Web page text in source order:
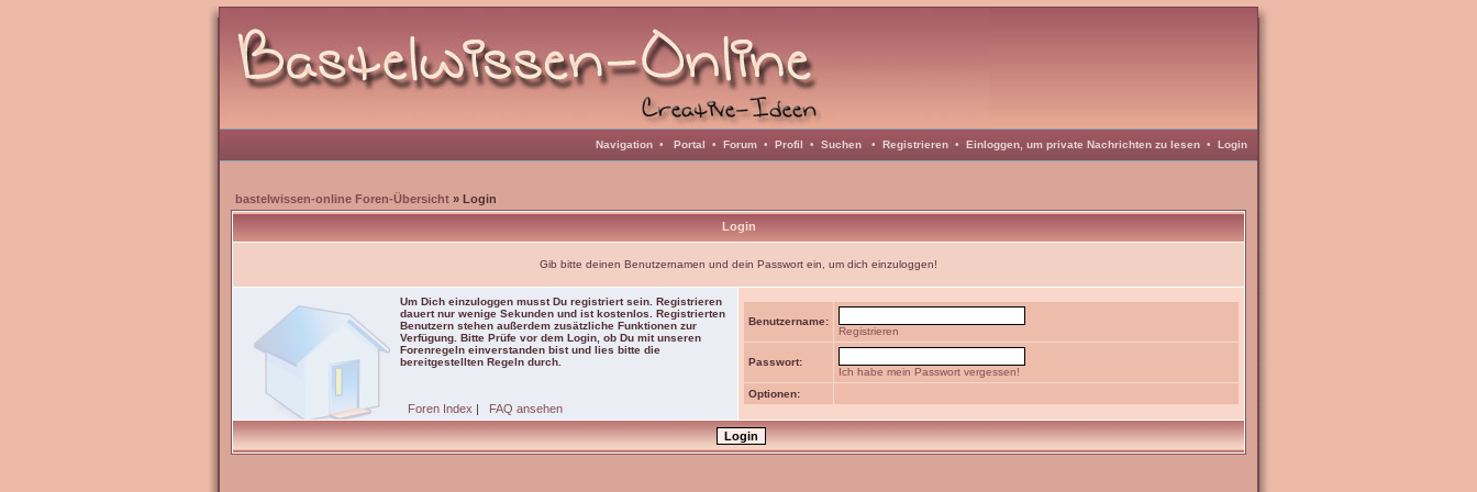
Navigation • Portal • Forum • Profil • Suchen • Registrieren • Einloggen, um private Nachrichten zu lesen • Login
bastelwissen-online Foren-Übersicht » Login
Login
Gib bitte deinen Benutzernamen und dein Passwort ein, um dich einzuloggen!
Um Dich einzuloggen musst Du registriert sein. Registrieren
dauert nur wenige Sekunden und ist kostenlos. Registrierten
Benutzern stehen außerdem zusätzliche Funktionen zur
Verfügung. Bitte Prüfe vor dem Login, ob Du mit unseren
Forenregeln einverstanden bist und lies bitte die
bereitgestellten Regeln durch.
Foren Index | FAQ ansehen
Benutzername:
Registrieren
Passwort:
Ich habe mein Passwort vergessen!
Optionen: